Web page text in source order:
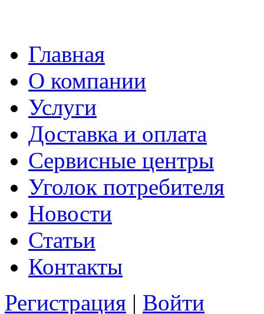
Главная
О компании
Услуги
Доставка и оплата
Сервисные центры
Уголок потребителя
Новости
Статьи
Контакты
Регистрация | Войти